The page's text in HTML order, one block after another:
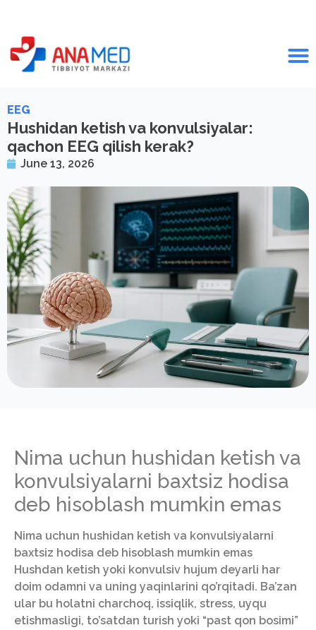
EEG
Hushidan ketish va konvulsiyalar:
qachon EEG qilish kerak?
June 13, 2026
Nima uchun hushidan ketish va
konvulsiyalarni baxtsiz hodisa
deb hisoblash mumkin emas
Nima uchun hushidan ketish va konvulsiyalarni
baxtsiz hodisa deb hisoblash mumkin emas
Hushdan ketish yoki konvulsiv hujum deyarli har
doim odamni va uning yaqinlarini qo’rqitadi. Ba’zan
ular bu holatni charchoq, issiqlik, stress, uyqu
etishmasligi, to’satdan turish yoki “past qon bosimi”